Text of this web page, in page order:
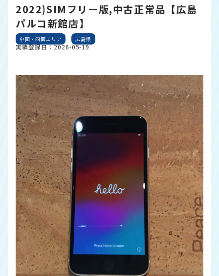
2022)SIMフリー版,中古正常品【広島
パルコ新館店】
中国・四国エリア 広島県
実績登録日：2026-05-19